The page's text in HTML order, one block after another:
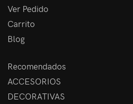
Ver Pedido
Carrito
Blog
Recomendados
ACCESORIOS
DECORATIVAS